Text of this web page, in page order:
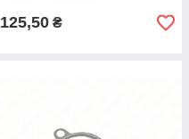
125,50 ₴